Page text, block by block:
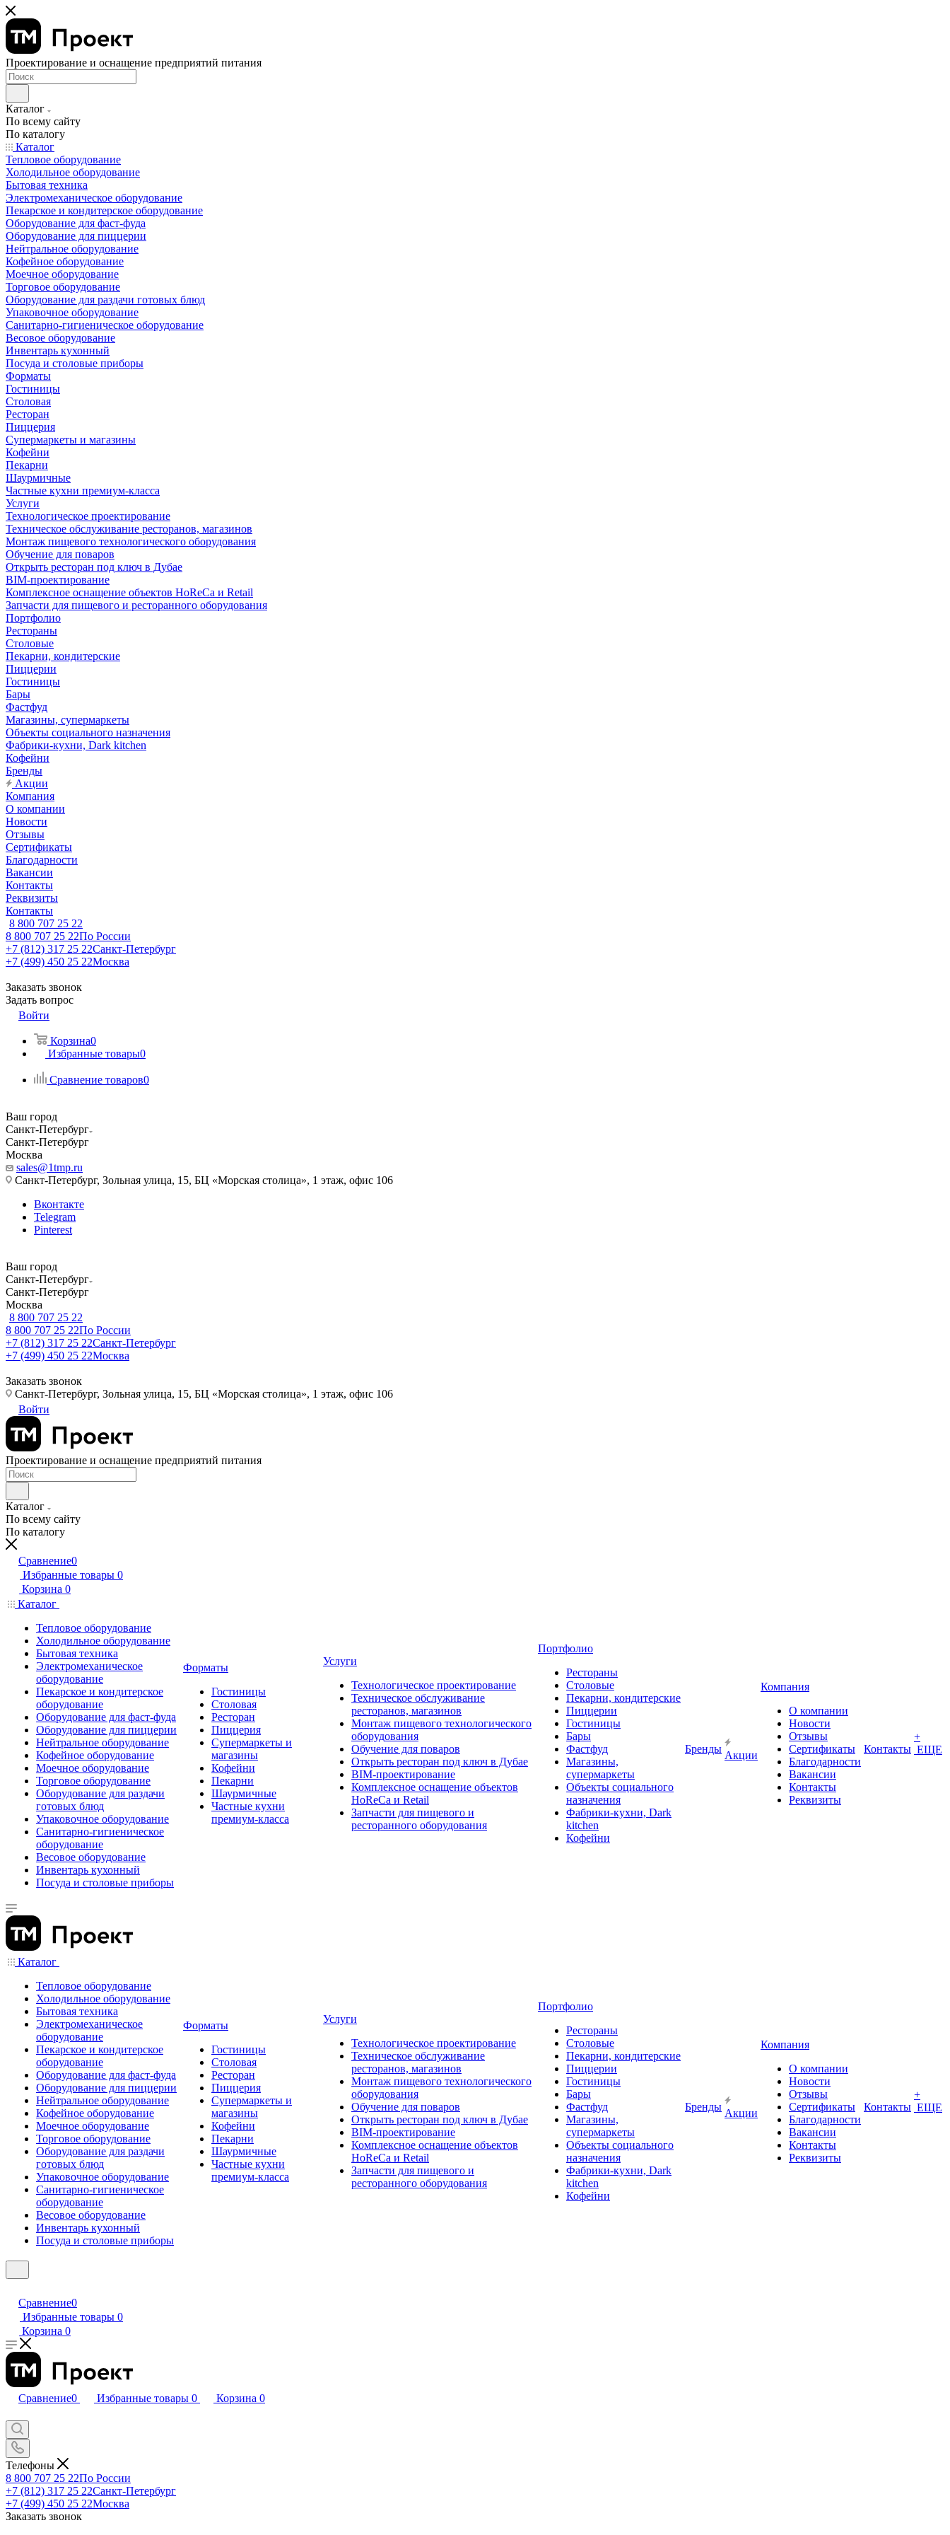
Проектирование и оснащение предприятий питания
Каталог
По всему сайту
По каталогу
Каталог
Тепловое оборудование
Холодильное оборудование
Бытовая техника
Электромеханическое оборудование
Пекарское и кондитерское оборудование
Оборудование для фаст-фуда
Оборудование для пиццерии
Нейтральное оборудование
Кофейное оборудование
Моечное оборудование
Торговое оборудование
Оборудование для раздачи готовых блюд
Упаковочное оборудование
Санитарно-гигиеническое оборудование
Весовое оборудование
Инвентарь кухонный
Посуда и столовые приборы
Форматы
Гостиницы
Столовая
Ресторан
Пиццерия
Супермаркеты и магазины
Кофейни
Пекарни
Шаурмичные
Частные кухни премиум-класса
Услуги
Технологическое проектирование
Техническое обслуживание ресторанов, магазинов
Монтаж пищевого технологического оборудования
Обучение для поваров
Открыть ресторан под ключ в Дубае
BIM-проектирование
Комплексное оснащение объектов HoReCa и Retail
Запчасти для пищевого и ресторанного оборудования
Портфолио
Рестораны
Столовые
Пекарни, кондитерские
Пиццерии
Гостиницы
Бары
Фастфуд
Магазины, супермаркеты
Объекты социального назначения
Фабрики-кухни, Dark kitchen
Кофейни
Бренды
Акции
Компания
О компании
Новости
Отзывы
Сертификаты
Благодарности
Вакансии
Контакты
Реквизиты
Контакты
8 800 707 25 22
8 800 707 25 22По России
+7 (812) 317 25 22Санкт-Петербург
+7 (499) 450 25 22Москва
Заказать звонок
Задать вопрос
Войти
Корзина0
Избранные товары0
Сравнение товаров0
Ваш город
Санкт-Петербург
Санкт-Петербург
Москва
sales@1tmp.ru
Санкт-Петербург, Зольная улица, 15, БЦ «Морская столица», 1 этаж, офис 106
Вконтакте
Telegram
Pinterest
Ваш город
Санкт-Петербург
Санкт-Петербург
Москва
8 800 707 25 22
8 800 707 25 22По России
+7 (812) 317 25 22Санкт-Петербург
+7 (499) 450 25 22Москва
Заказать звонок
Санкт-Петербург, Зольная улица, 15, БЦ «Морская столица», 1 этаж, офис 106
Войти
Проектирование и оснащение предприятий питания
Каталог
По всему сайту
По каталогу
Сравнение0
Избранные товары 0
Корзина 0
Каталог
Тепловое оборудование
Холодильное оборудование
Бытовая техника
Электромеханическое
оборудование
Пекарское и кондитерское
оборудование
Оборудование для фаст-фуда
Оборудование для пиццерии
Нейтральное оборудование
Кофейное оборудование
Моечное оборудование
Торговое оборудование
Оборудование для раздачи
готовых блюд
Упаковочное оборудование
Санитарно-гигиеническое
оборудование
Весовое оборудование
Инвентарь кухонный
Посуда и столовые приборы
Форматы
Гостиницы
Столовая
Ресторан
Пиццерия
Супермаркеты и
магазины
Кофейни
Пекарни
Шаурмичные
Частные кухни
премиум-класса
Услуги
Технологическое проектирование
Техническое обслуживание
ресторанов, магазинов
Монтаж пищевого технологического
оборудования
Обучение для поваров
Открыть ресторан под ключ в Дубае
BIM-проектирование
Комплексное оснащение объектов
HoReCa и Retail
Запчасти для пищевого и
ресторанного оборудования
Портфолио
Рестораны
Столовые
Пекарни, кондитерские
Пиццерии
Гостиницы
Бары
Фастфуд
Магазины,
супермаркеты
Объекты социального
назначения
Фабрики-кухни, Dark
kitchen
Кофейни
Бренды
Акции
Компания
О компании
Новости
Отзывы
Сертификаты
Благодарности
Вакансии
Контакты
Реквизиты
Контакты
+
ЕЩЕ
Каталог
Тепловое оборудование
Холодильное оборудование
Бытовая техника
Электромеханическое
оборудование
Пекарское и кондитерское
оборудование
Оборудование для фаст-фуда
Оборудование для пиццерии
Нейтральное оборудование
Кофейное оборудование
Моечное оборудование
Торговое оборудование
Оборудование для раздачи
готовых блюд
Упаковочное оборудование
Санитарно-гигиеническое
оборудование
Весовое оборудование
Инвентарь кухонный
Посуда и столовые приборы
Форматы
Гостиницы
Столовая
Ресторан
Пиццерия
Супермаркеты и
магазины
Кофейни
Пекарни
Шаурмичные
Частные кухни
премиум-класса
Услуги
Технологическое проектирование
Техническое обслуживание
ресторанов, магазинов
Монтаж пищевого технологического
оборудования
Обучение для поваров
Открыть ресторан под ключ в Дубае
BIM-проектирование
Комплексное оснащение объектов
HoReCa и Retail
Запчасти для пищевого и
ресторанного оборудования
Портфолио
Рестораны
Столовые
Пекарни, кондитерские
Пиццерии
Гостиницы
Бары
Фастфуд
Магазины,
супермаркеты
Объекты социального
назначения
Фабрики-кухни, Dark
kitchen
Кофейни
Бренды
Акции
Компания
О компании
Новости
Отзывы
Сертификаты
Благодарности
Вакансии
Контакты
Реквизиты
Контакты
+
ЕЩЕ
Сравнение0
Избранные товары 0
Корзина 0
Сравнение0 Избранные товары 0 Корзина 0
Телефоны
8 800 707 25 22По России
+7 (812) 317 25 22Санкт-Петербург
+7 (499) 450 25 22Москва
Заказать звонок